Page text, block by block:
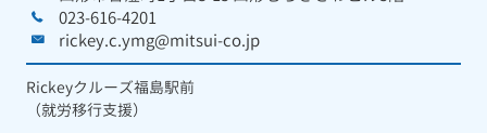
023-616-4201
rickey.c.ymg@mitsui-co.jp
Rickeyクルーズ福島駅前
（就労移行支援）